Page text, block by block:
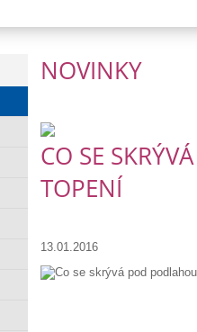
NOVINKY
CO SE
TOPENÍ
13.01.2016